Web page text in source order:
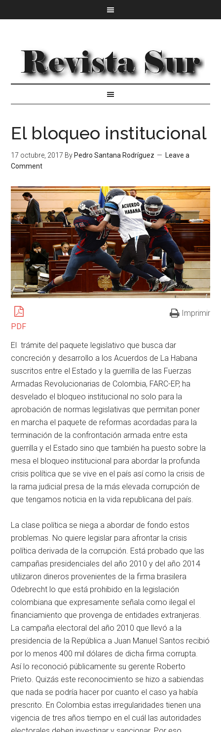
El bloqueo institucional
17 octubre, 2017 By Pedro Santana Rodríguez
Leave a
Comment
PDF
Imprimir
El trámite del paquete legislativo que busca dar
concreción y desarrollo a los Acuerdos de La Habana
suscritos entre el Estado y la guerrilla de las Fuerzas
Armadas Revolucionarias de Colombia, FARC-EP, ha
desvelado el bloqueo institucional no solo para la
aprobación de normas legislativas que permitan poner
en marcha el paquete de reformas acordadas para la
terminación de la confrontación armada entre esta
guerrilla y el Estado sino que también ha puesto sobre la
mesa el bloqueo institucional para abordar la profunda
crisis política que se vive en el país así como la crisis de
la rama judicial presa de la más elevada corrupción de
que tengamos noticia en la vida republicana del país.
La clase política se niega a abordar de fondo estos
problemas. No quiere legislar para afrontar la crisis
política derivada de la corrupción. Está probado que las
campañas presidenciales del año 2010 y del año 2014
utilizaron dineros provenientes de la firma brasilera
Odebrecht lo que está prohibido en la legislación
colombiana que expresamente señala como ilegal el
financiamiento que provenga de entidades extranjeras.
La campaña electoral del año 2010 que llevó a la
presidencia de la República a Juan Manuel Santos recibió
por lo menos 400 mil dólares de dicha firma corrupta.
Así lo reconoció públicamente su gerente Roberto
Prieto. Quizás este reconocimiento se hizo a sabiendas
que nada se podría hacer por cuanto el caso ya había
prescrito. En Colombia estas irregularidades tienen una
vigencia de tres años tiempo en el cuál las autoridades